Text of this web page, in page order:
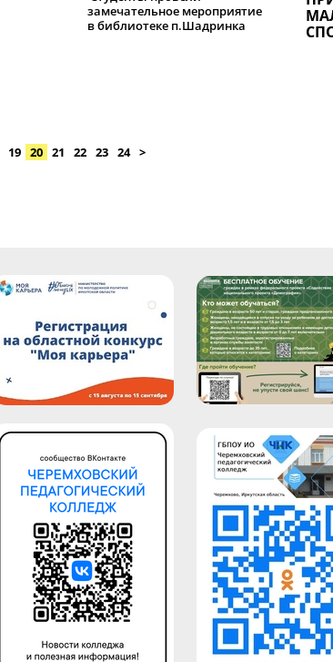
замечательное мероприятие
в библиотеке п.Шадринка
19 20 21 22 23 24 >